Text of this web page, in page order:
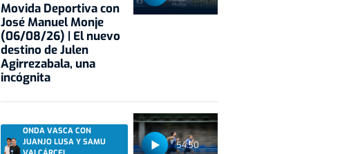
Movida Deportiva con
José Manuel Monje
(06/08/26) | El nuevo
destino de Julen
Agirrezabala, una
incógnita
54:50
ONDA VASCA CON
JUANJO LUSA Y SAMU